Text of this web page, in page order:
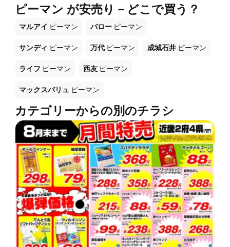
ピーマン が安売り－どこで買う？
マルアイ ピーマン バロー ピーマン
サンディ ピーマン 万代 ピーマン 成城石井 ピーマン
ライフ ピーマン 西友 ピーマン
マックスバリュ ピーマン
カテゴリーからの別のチラシ